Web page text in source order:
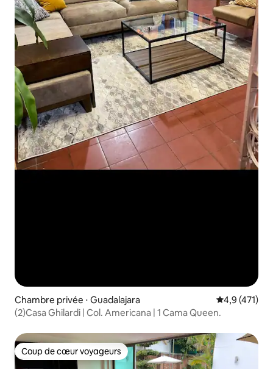
Chambre privée ⋅ Guadalajara Évaluation
4,9 (471)
(2)Casa Ghilardi | Col. Americana | 1 Cama Queen.
Coup de cœur voyageurs
Coup de cœur voyageurs